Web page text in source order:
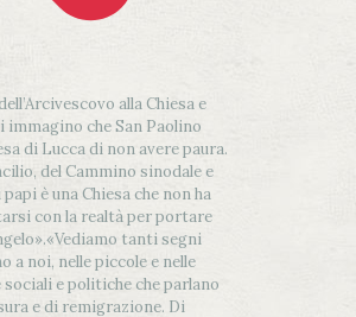
alla Chiesa e
immagino che San Paolino
di Lucca di non avere paura.
del Cammino sinodale e
è una Chiesa che non ha
con la realtà per portare
.«Vediamo tanti segni
a noi, nelle piccole e nelle
e politiche che parlano
e di remigrazione. Di